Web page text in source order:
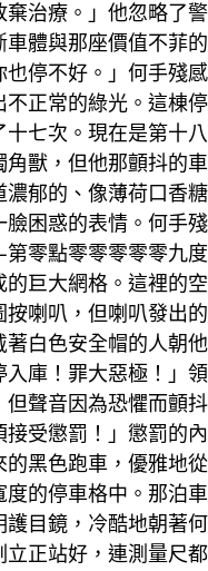
治療。」他忽略了
體與那座價值不菲
停不好。」何手殘
正常的綠光。這棟
七次。現在是第十八
獸，但他那顫抖的
郁的、像薄荷口香
困惑的表情。何手
零點零零零零零九
巨大網格。這裡的
喇叭，但喇叭發出
白色安全帽的人朝
庫！罪大惡極！」
聲音因為恐懼而顫
受懲罰！」懲罰的
黑色跑車，優雅地
的停車格中。那泊
目鏡，冷酷地朝著
立正站好，連測量尺